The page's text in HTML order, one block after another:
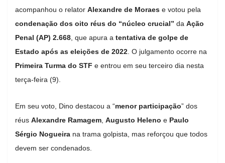
acompanhou o relator Alexandre de Moraes e votou pela
condenação dos oito réus do “núcleo crucial” da Ação
Penal (AP) 2.668 , que apura a tentativa de golpe de
Estado após as eleições de 2022 . O julgamento ocorre na
Primeira Turma do STF e entrou em seu terceiro dia nesta
terça-feira (9).
Em seu voto, Dino destacou a “menor participação” dos
réus Alexandre Ramagem Augusto Heleno e Paulo
Sérgio Nogueira na trama golpista, mas reforçou que todos
devem ser condenados.